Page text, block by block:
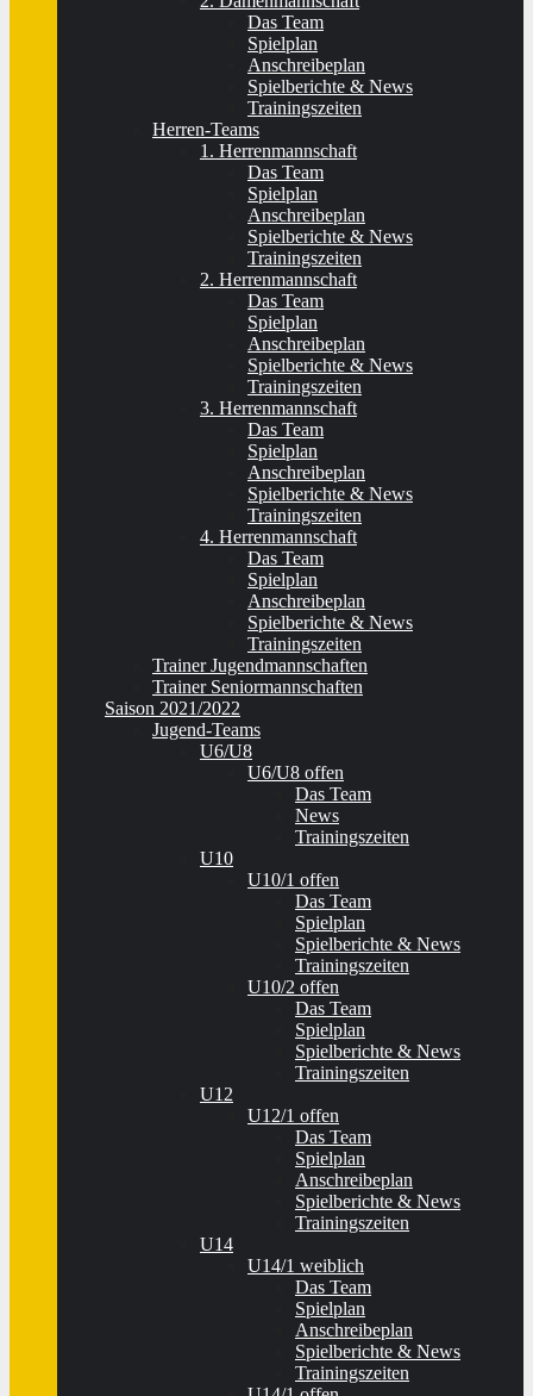
Das Team
Spielplan
Anschreibeplan
Spielberichte & News
Trainingszeiten
Herren-Teams
1. Herrenmannschaft
Das Team
Spielplan
Anschreibeplan
Spielberichte & News
Trainingszeiten
2. Herrenmannschaft
Das Team
Spielplan
Anschreibeplan
Spielberichte & News
Trainingszeiten
3. Herrenmannschaft
Das Team
Spielplan
Anschreibeplan
Spielberichte & News
Trainingszeiten
4. Herrenmannschaft
Das Team
Spielplan
Anschreibeplan
Spielberichte & News
Trainingszeiten
Trainer Jugendmannschaften
Trainer Seniormannschaften
Saison 2021/2022
Jugend-Teams
U6/U8
U6/U8 offen
Das Team
News
Trainingszeiten
U10
U10/1 offen
Das Team
Spielplan
Spielberichte & News
Trainingszeiten
U10/2 offen
Das Team
Spielplan
Spielberichte & News
Trainingszeiten
U12
U12/1 offen
Das Team
Spielplan
Anschreibeplan
Spielberichte & News
Trainingszeiten
U14
U14/1 weiblich
Das Team
Spielplan
Anschreibeplan
Spielberichte & News
Trainingszeiten